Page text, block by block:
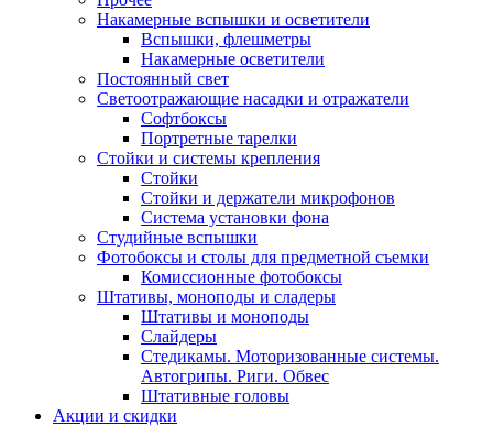
Накамерные вспышки и осветители
Вспышки, флешметры
Накамерные осветители
Постоянный свет
Светоотражающие насадки и отражатели
Софтбоксы
Портретные тарелки
Стойки и системы крепления
Стойки
Стойки и держатели микрофонов
Система установки фона
Студийные вспышки
Фотобоксы и столы для предметной съемки
Комиссионные фотобоксы
Штативы, моноподы и сладеры
Штативы и моноподы
Слайдеры
Стедикамы. Моторизованные системы.
Автогрипы. Риги. Обвес
Штативные головы
Акции и скидки